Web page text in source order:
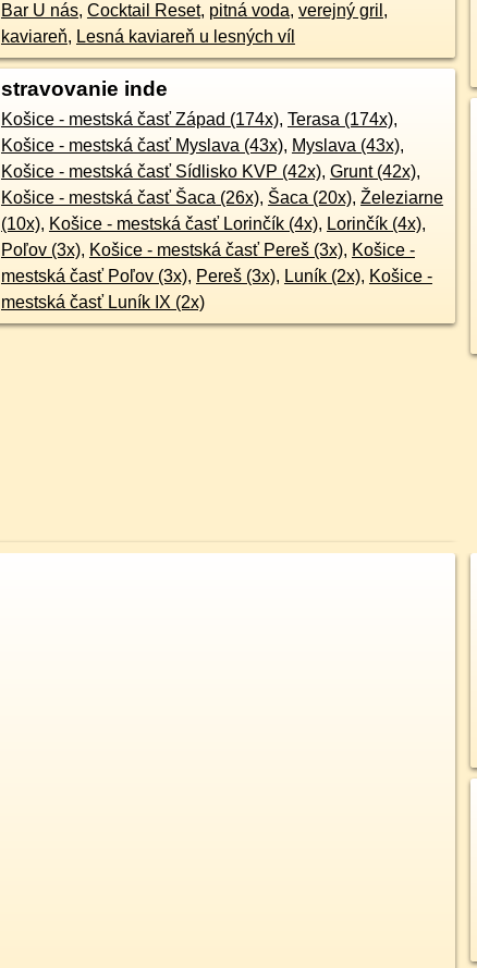
Bar U nás, Cocktail Reset, pitná voda, verejný gril ,
kaviareň, Lesná kaviareň u lesných víl
stravovanie inde
Košice - mestská časť Západ (174x), Terasa (174x),
Košice - mestská časť Myslava (43x), Myslava (43x),
Košice - mestská časť Sídlisko KVP (42x), Grunt (42x),
Košice - mestská časť Šaca (26x), Šaca (20x), Železiarne
(10x), Košice - mestská časť Lorinčík (4x), Lorinčík (4x),
Poľov (3x), Košice - mestská časť Pereš (3x), Košice -
mestská časť Poľov (3x), Pereš (3x), Luník (2x), Košice -
mestská časť Luník IX (2x)